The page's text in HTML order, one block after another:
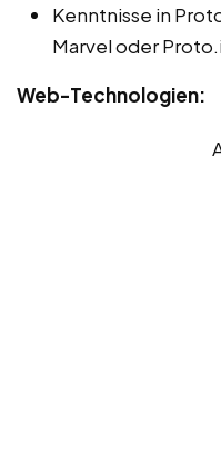
Kenntnisse in
Marvel oder
Web-Technologien: